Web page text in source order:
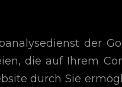
der
die auf Ihrem
durch Sie